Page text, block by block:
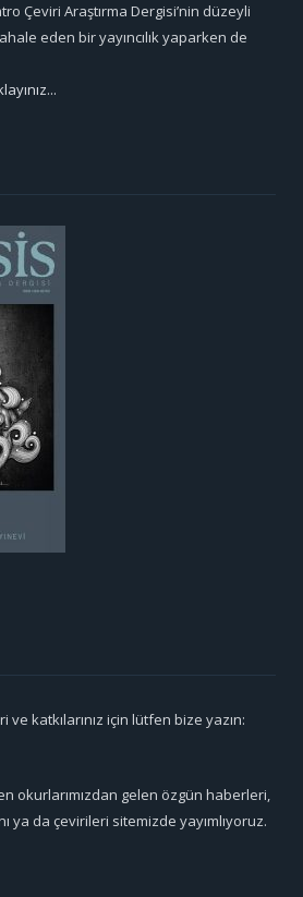
Çeviri Araştırma Dergisi’nin düzeyli
eden bir yayıncılık yaparken de
ve katkılarınız için lütfen bize yazın:
okurlarımızdan gelen özgün haberleri,
ya da çevirileri sitemizde yayımlıyoruz.